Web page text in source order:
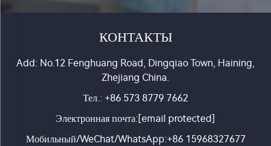
КОНТАКТЫ
Add: No.12 Fenghuang Road, Dingqiao Town, Haining,
Zhejiang China.
Тел.: +86 573 8779 7662
Электронная почта: [email protected]
Мобильный/WeChat/WhatsApp:+86 15968327677